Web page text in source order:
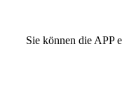
Sie können die APP